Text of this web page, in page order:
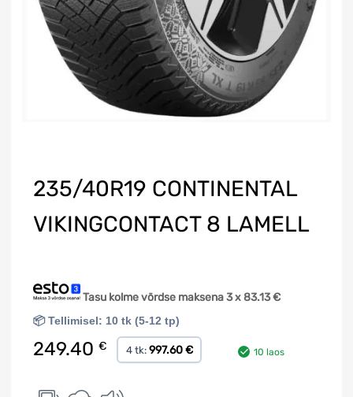
235/40R19 CONTINENTAL
VIKINGCONTACT 8 LAMELL
Tasu kolme võrdse maksena 3 x83.13€
📦 Tellimisel: 10 tk (5-12 tp)
249.40 € 4 tk: 997.60 € 10 laos